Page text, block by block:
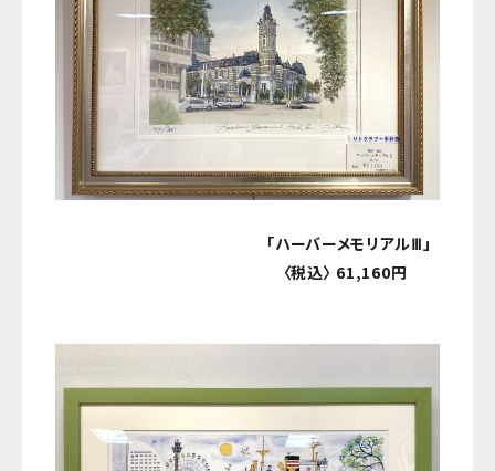
「ハーバーメモリアルⅢ」
〈税込〉 61,160円